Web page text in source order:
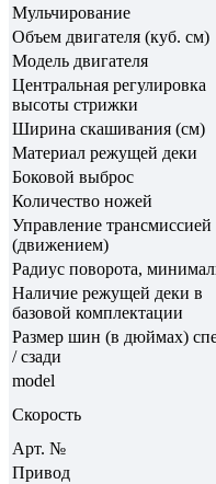
Мульчирование
Объем двигателя (куб. см)
Модель двигателя
Центральная регулировка
высоты стрижки
Ширина скашивания (см)
Материал режущей деки
Боковой выброс
Количество ножей
Управление трансмиссией
(движением)
Радиус поворота,
Наличие режущей деки в
базовой комплектации
Размер шин (в дюймах)
/ сзади
model
Скорость
Арт. №
Привод